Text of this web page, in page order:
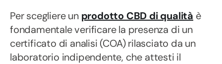
Per scegliere un prodotto CBD di qualità è
fondamentale verificare la presenza di un
certificato di analisi (COA) rilasciato da un
laboratorio indipendente, che attesti il